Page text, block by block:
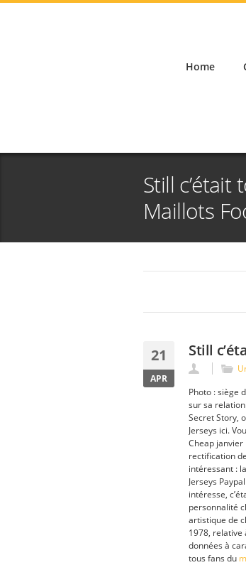
Home
Still
Maillots
21
APR
Still
Photo : siège
sur sa
Secret Story,
Jerseys ici.
Cheap janvier
rectification
intéressant :
Jerseys
intéresse,
personnalité
artistique de
1978, relative
données à
tous fans du